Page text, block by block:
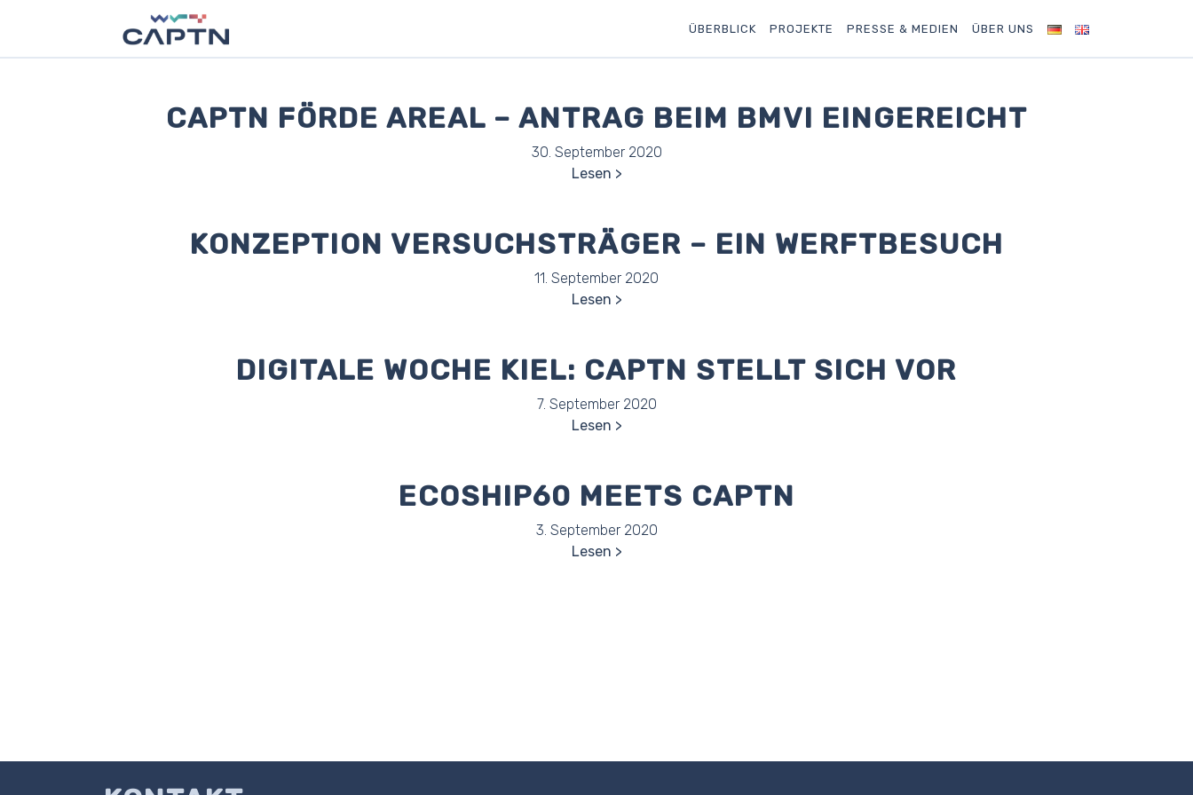
ÜBERBLICK PROJEKTE PRESSE & MEDIEN ÜBER UNS
CAPTN FÖRDE AREAL – ANTRAG BEIM BMVI EINGEREICHT
30. September 2020
Lesen
KONZEPTION VERSUCHSTRÄGER – EIN WERFTBESUCH
11. September 2020
Lesen
DIGITALE WOCHE KIEL: CAPTN STELLT SICH VOR
7. September 2020
Lesen
ECOSHIP60 MEETS CAPTN
3. September 2020
Lesen